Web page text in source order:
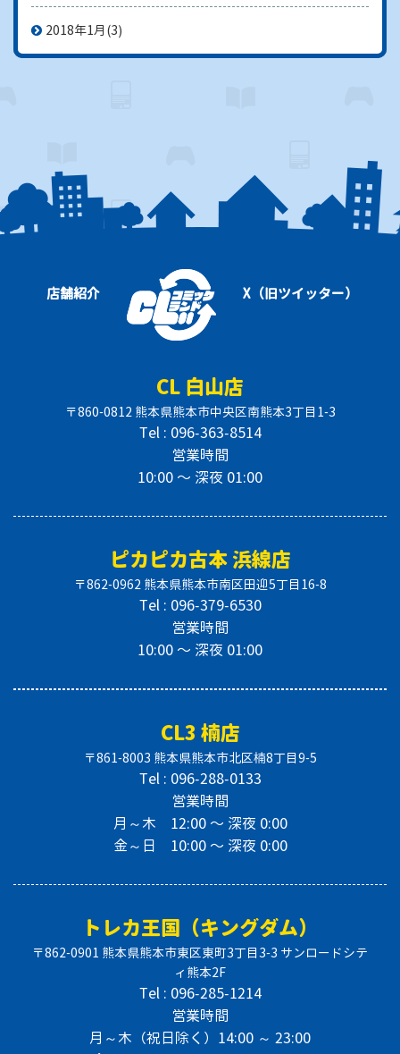
2018年1月 (3)
店舗紹介 X（旧ツイッター）
CL 白山店
〒860-0812 熊本県熊本市中央区南熊本3丁目1-3
Tel : 096-363-8514
営業時間
10:00 〜 深夜 01:00
ピカピカ古本 浜線店
〒862-0962 熊本県熊本市南区田迎5丁目16-8
Tel : 096-379-6530
営業時間
10:00 〜 深夜 01:00
CL3 楠店
〒861-8003 熊本県熊本市北区楠8丁目9-5
Tel : 096-288-0133
営業時間
月～木 12:00 〜 深夜 0:00
金～日 10:00 〜 深夜 0:00
トレカ王国（キングダム）
〒862-0901 熊本県熊本市東区東町3丁目3-3 サンロードシテ
ィ熊本2F
Tel : 096-285-1214
営業時間
月～木（祝日除く）14:00 ～ 23:00